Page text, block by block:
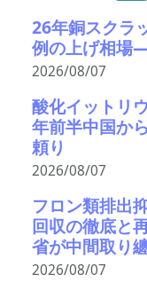
26年銅スクラ
例の上げ相場
2026/08/07
酸化イット
年前半中国か
頼り
2026/08/07
フロン類排出
回収の徹底と
省が中間取り
2026/08/07